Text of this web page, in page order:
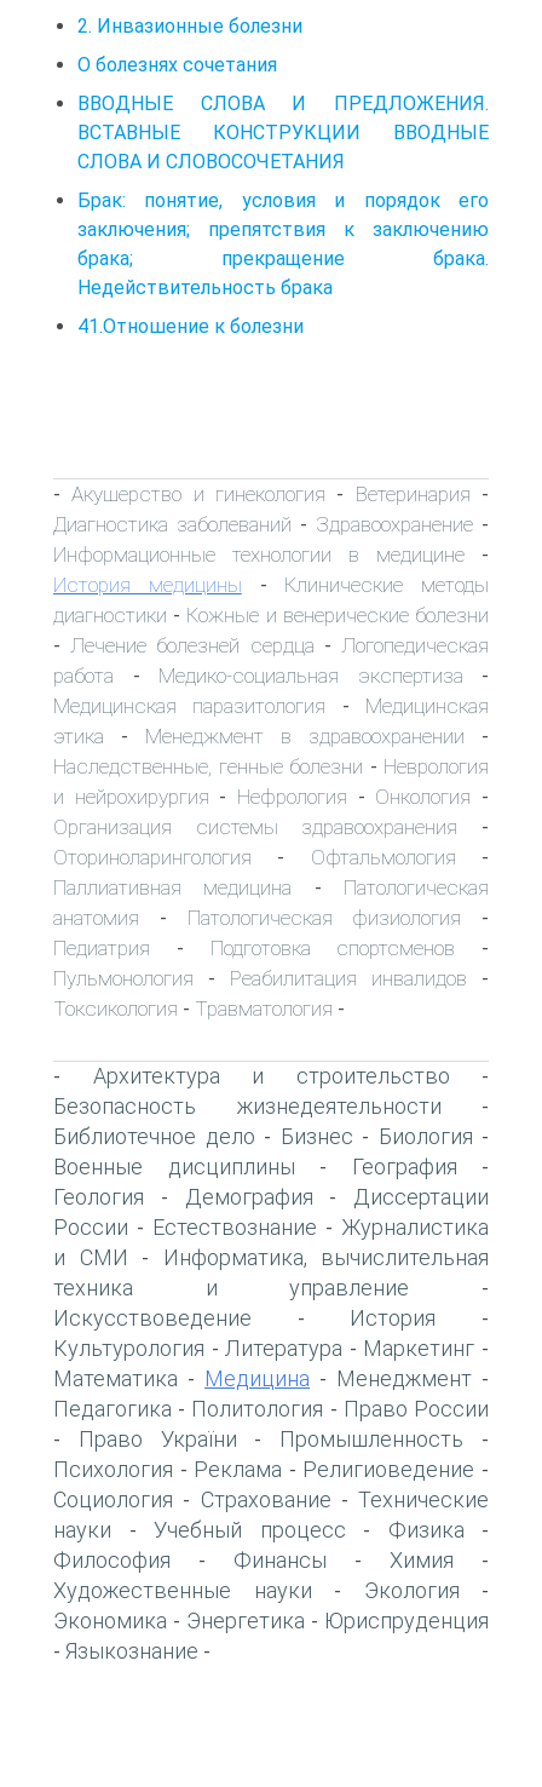
2. Инвазионные болезни
О болезнях сочетания
ВВОДНЫЕ СЛОВА И ПРЕДЛОЖЕНИЯ.
ВСТАВНЫЕ КОНСТРУКЦИИ ВВОДНЫЕ
СЛОВА И СЛОВОСОЧЕТАНИЯ
Брак: понятие, условия и порядок его
заключения; препятствия к заключению
брака; прекращение брака.
Недействительность брака
41.Отношение к болезни
-Акушерство и гинекология - Ветеринария -
Диагностика заболеваний - Здравоохранение -
Информационные технологии в медицине -
История медицины - Клинические методы
диагностики - Кожные и венерические болезни
- Лечение болезней сердца - Логопедическая
работа - Медико-социальная экспертиза -
Медицинская паразитология - Медицинская
этика - Менеджмент в здравоохранении -
Наследственные, генные болезни - Неврология
и нейрохирургия - Нефрология - Онкология -
Организация системы здравоохранения -
Оториноларингология - Офтальмология -
Паллиативная медицина - Патологическая
анатомия - Патологическая физиология -
Педиатрия - Подготовка спортсменов -
Пульмонология - Реабилитация инвалидов -
Токсикология - Травматология -
- Архитектура и строительство -
Безопасность жизнедеятельности -
Библиотечное дело - Бизнес - Биология -
Военные дисциплины - География -
Геология - Демография -
Диссертации
России - Естествознание - Журналистика
и СМИ -
Информатика, вычислительная
техника и управление -
Искусствоведение - История -
Культурология - Литература - Маркетинг -
Математика - Медицина - Менеджмент -
Педагогика - Политология - Право России
- Право України - Промышленность -
Психология - Реклама - Религиоведение -
Социология - Страхование - Технические
науки - Учебный процесс - Физика -
Философия - Финансы - Химия -
Художественные науки - Экология -
Экономика - Энергетика - Юриспруденция
- Языкознание -